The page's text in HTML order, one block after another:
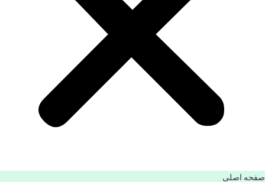
صفحه اصلی